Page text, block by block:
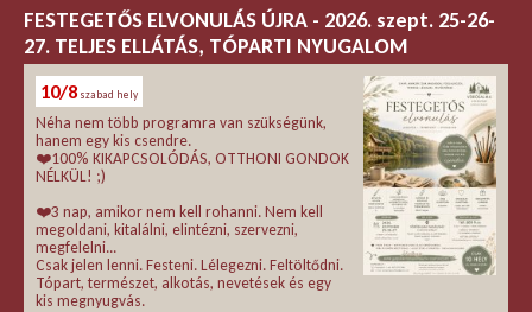
FESTEGETŐS ELVONULÁS ÚJRA - 2026. szept. 25-26-
27. TELJES ELLÁTÁS, TÓPARTI NYUGALOM
10/8 szabad hely
Néha nem több programra van szükségünk,
hanem egy kis csendre.
❤️100% KIKAPCSOLÓDÁS, OTTHONI GONDOK
NÉLKÜL! ;)
❤️3 nap, amikor nem kell rohanni. Nem kell
megoldani, kitalálni, elintézni, szervezni,
megfelelni...
Csak jelen lenni. Festeni. Lélegezni. Feltöltődni.
Tópart, természet, alkotás, nevetések és egy
kis megnyugvás.